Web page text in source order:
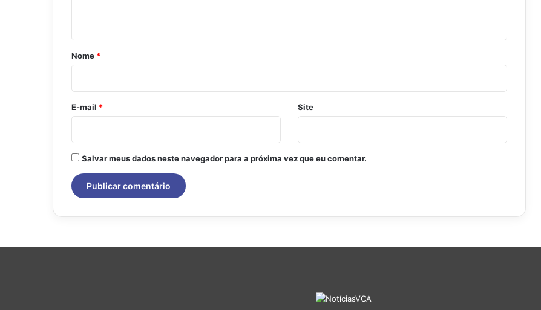
r
o
*
Nome *
E-mail * Site
Salvar meus dados neste navegador para a próxima vez que eu comentar.